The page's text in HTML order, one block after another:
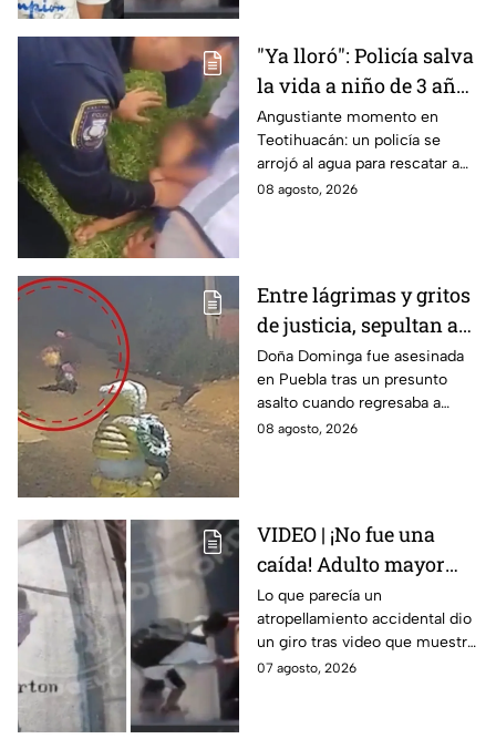
"Ya lloró": Policía salva
la vida a niño de 3 años
que cayó a un lago en
Teotihuacán; aplicó
RCP (VIDEO)
Angustiante momento en
Teotihuacán: un policía se
arrojó al agua para rescatar a
un pequeño que no respiraba y
08 agosto, 2026
Entre lágrimas y gritos
de justicia, sepultan a
doña Dominga, la
abuelita asesinada tras
asalto en Amozoc,
Puebla
Doña Dominga fue asesinada
en Puebla tras un presunto
asalto cuando regresaba a
casa; familiares y amigos la
08 agosto, 2026
VIDEO | ¡No fue una
caída! Adulto mayor
muere atropellado por
tráiler; joven lo empujó
en Monterrey
Lo que parecía un
atropellamiento accidental dio
un giro tras video que muestra
cómo un joven empujó a
07 agosto, 2026